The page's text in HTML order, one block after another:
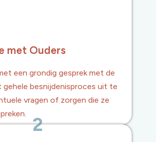
met Ouders
een grondig gesprek met de
gehele besnijdenisproces uit te
vragen of zorgen die ze
2